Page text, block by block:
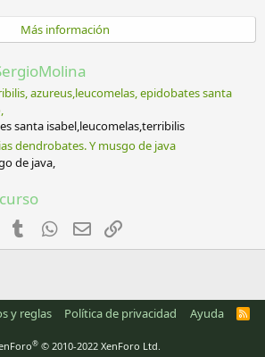
0
s
Más información
azureus,leucomelas, epidobates santa
santa isabel,leucomelas,terribilis
dendrobates. Y musgo de java
de java,
PinterestTumblr WhatsApp
Email
y reglas Política de privacidad Ayuda
R
® © 2010-2022 XenForo Ltd.